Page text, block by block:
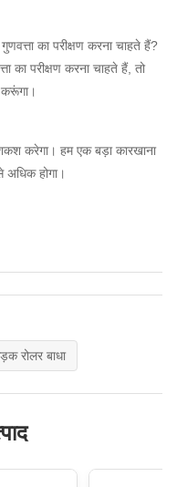
का परीक्षण करना चाहते हैं?
का परीक्षण करना चाहते हैं, तो
करेगा। हम एक बड़ा कारखाना
अधिक होगा।
रोलर बाधा